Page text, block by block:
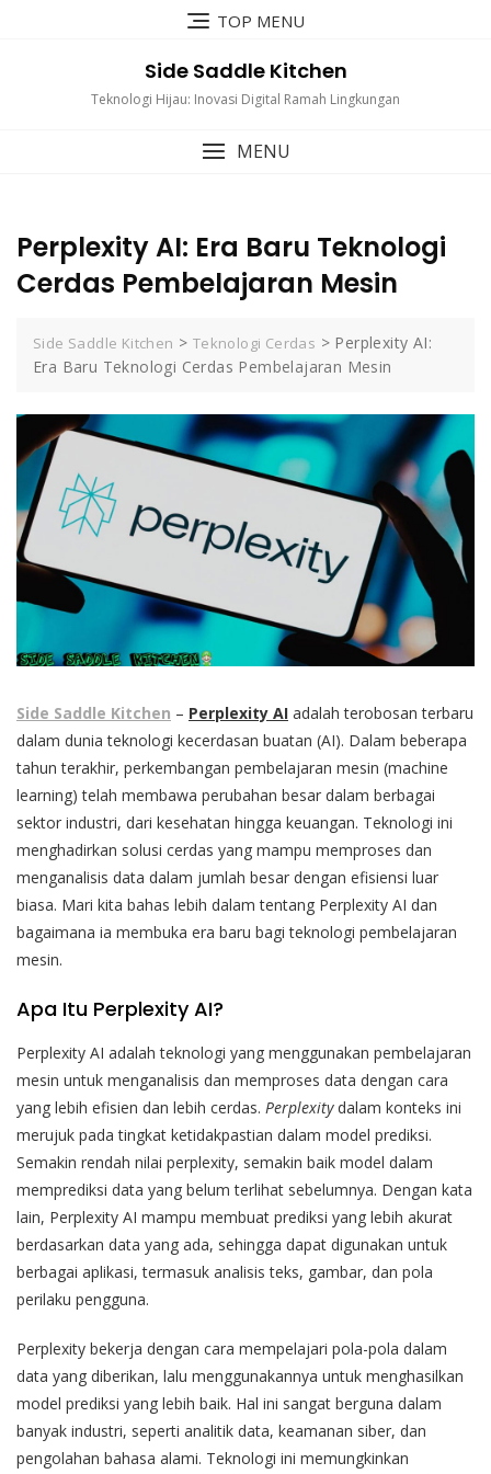
TOP MENU
Side Saddle Kitchen
Teknologi Hijau: Inovasi Digital Ramah Lingkungan
MENU
Perplexity AI: Era Baru Teknologi
Cerdas Pembelajaran Mesin
Side Saddle Kitchen > Teknologi Cerdas > Perplexity AI:
Era Baru Teknologi Cerdas Pembelajaran Mesin
Side Saddle Kitchen – Perplexity AI adalah terobosan terbaru
dalam dunia teknologi kecerdasan buatan (AI). Dalam beberapa
tahun terakhir, perkembangan pembelajaran mesin (machine
learning) telah membawa perubahan besar dalam berbagai
sektor industri, dari kesehatan hingga keuangan. Teknologi ini
menghadirkan solusi cerdas yang mampu memproses dan
menganalisis data dalam jumlah besar dengan efisiensi luar
biasa. Mari kita bahas lebih dalam tentang Perplexity AI dan
bagaimana ia membuka era baru bagi teknologi pembelajaran
mesin.
Apa Itu Perplexity AI?
Perplexity AI adalah teknologi yang menggunakan pembelajaran
mesin untuk menganalisis dan memproses data dengan cara
yang lebih efisien dan lebih cerdas. Perplexitydalam konteks ini
merujuk pada tingkat ketidakpastian dalam model prediksi.
Semakin rendah nilai perplexity, semakin baik model dalam
memprediksi data yang belum terlihat sebelumnya. Dengan kata
lain, Perplexity AI mampu membuat prediksi yang lebih akurat
berdasarkan data yang ada, sehingga dapat digunakan untuk
berbagai aplikasi, termasuk analisis teks, gambar, dan pola
perilaku pengguna.
Perplexity bekerja dengan cara mempelajari pola-pola dalam
data yang diberikan, lalu menggunakannya untuk menghasilkan
model prediksi yang lebih baik. Hal ini sangat berguna dalam
banyak industri, seperti analitik data, keamanan siber, dan
pengolahan bahasa alami. Teknologi ini memungkinkan